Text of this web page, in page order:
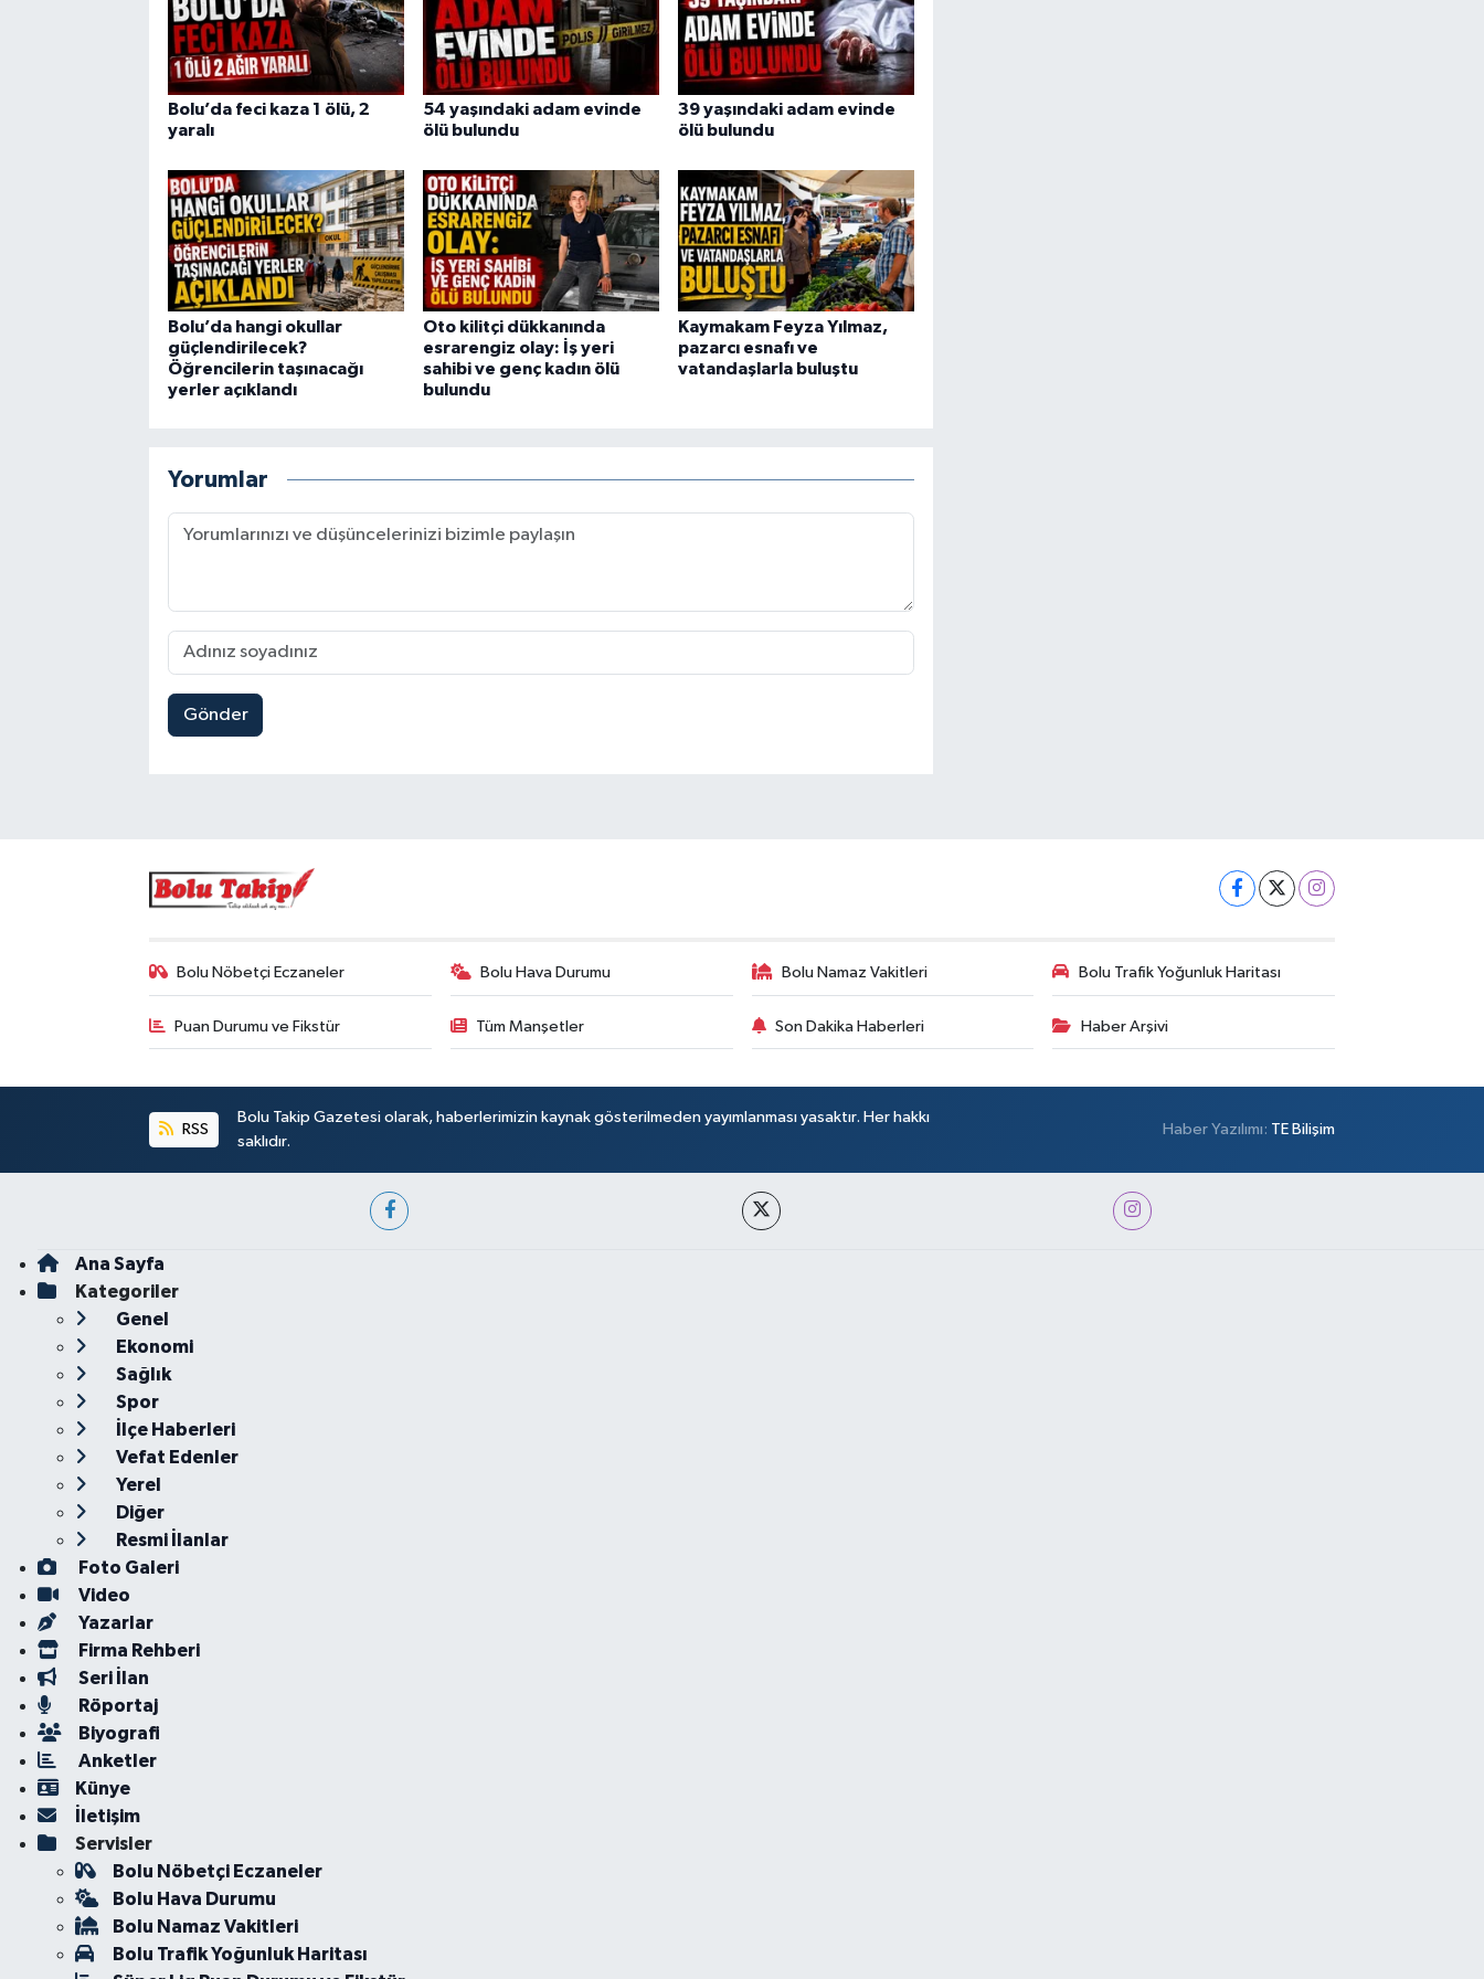
Bolu’da feci kaza 1 ölü, 2
yaralı
54 yaşındaki adam evinde
ölü bulundu
39 yaşındaki adam evinde
ölü bulundu
Bolu’da hangi okullar
güçlendirilecek?
Öğrencilerin taşınacağı
yerler açıklandı
Oto kilitçi dükkanında
esrarengiz olay: İş yeri
sahibi ve genç kadın ölü
bulundu
Kaymakam Feyza Yılmaz,
pazarcı esnafı ve
vatandaşlarla buluştu
Yorumlar
Gönder
Bolu Nöbetçi Eczaneler Bolu Hava Durumu Bolu Namaz Vakitleri Bolu Trafik Yoğunluk Haritası
Puan Durumu ve Fikstür Tüm Manşetler Son Dakika Haberleri Haber Arşivi
RSS
Bolu Takip Gazetesi olarak, haberlerimizin kaynak gösterilmeden yayımlanması yasaktır. Her hakkı
saklıdır.
Haber Yazılımı: TE Bilişim
Ana Sayfa
Kategoriler
Genel
Ekonomi
Sağlık
Spor
İlçe Haberleri
Vefat Edenler
Yerel
Diğer
Resmi İlanlar
Foto Galeri
Video
Yazarlar
Firma Rehberi
Seri İlan
Röportaj
Biyografi
Anketler
Künye
İletişim
Servisler
Bolu Nöbetçi Eczaneler
Bolu Hava Durumu
Bolu Namaz Vakitleri
Bolu Trafik Yoğunluk Haritası